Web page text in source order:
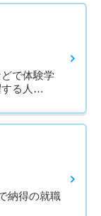
で体験学
する人…
納得の就職